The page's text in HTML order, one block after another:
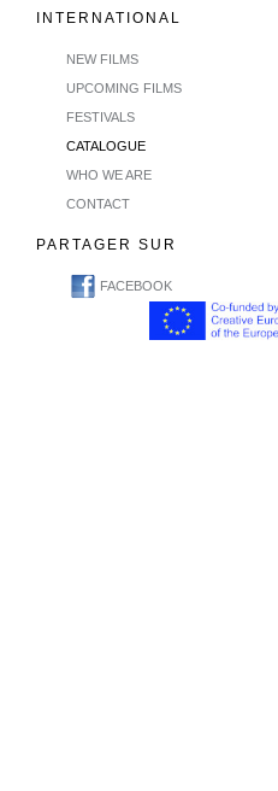
INTERNATIONAL
NEW FILMS
UPCOMING FILMS
FESTIVALS
CATALOGUE
WHO WE ARE
CONTACT
PARTAGER SUR
FACEBOOK